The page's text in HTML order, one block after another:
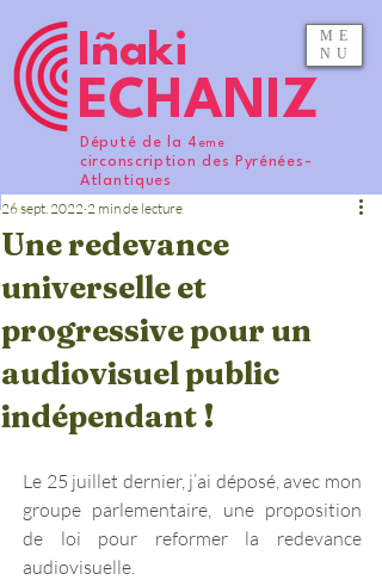
ME
NU
ECHANIZ
Iñaki
Député de la 4 eme
circonscription des Pyrénées-
Atlantiques
Une redevance
universelle et
progressive pour un
audiovisuel public
indépendant !
26 sept. 2022 2 min de lecture
Le 25 juillet dernier, j’ai déposé, avec mon
groupe parlementaire, une proposition
de loi pour reformer la redevance
audiovisuelle.